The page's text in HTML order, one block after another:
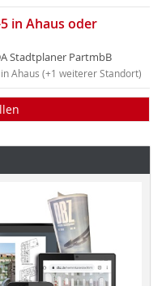
in Ahaus oder
Stadtplaner PartmbB
in Ahaus (+1 weiterer Standort)